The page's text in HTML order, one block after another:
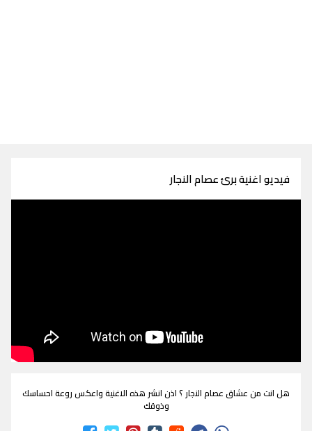
فيديو اغنية برئ عصام النجار
هل انت من عشاق عصام النجار ؟ اذن انشر هذه الاغنية واعكس روعة احساسك
وذوقك